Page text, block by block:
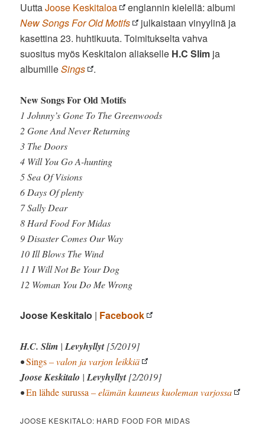
UuttaJoose Keskitaloa
englannin kielellä: albumi
New Songs For Old Motifs
julkaistaan vinyylinä ja
kasettina 23. huhtikuuta. Toimitukselta vahva
suositus myös Keskitalon aliakselle H.C Slim ja
albumilleSings .
New Songs For Old Motifs
1 Johnny’s Gone To The Greenwoods
2 Gone And Never Returning
3 The Doors
4 Will You Go A-hunting
5 Sea Of Visions
6 Days Of plenty
7 Sally Dear
8 Hard Food For Midas
9 Disaster Comes Our Way
10 Ill Blows The Wind
11 I Will Not Be Your Dog
12 Woman You Do Me Wrong
Joose Keskitalo | Facebook
H.C. Slim |Levyhyllyt[5/2019]
•Sings– valon ja varjon leikkiä
Joose Keskitalo |Levyhyllyt[2/2019]
•En lähde surussa– elämän kauneus kuoleman varjossa
JOOSE KESKITALO: HARD FOOD FOR MIDAS